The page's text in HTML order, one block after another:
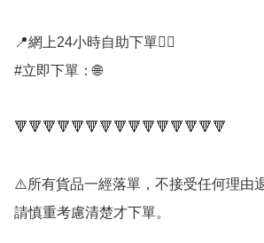
📍網上24小時自助下單👍🏻
#立即下單：🌐
🔻🔻🔻🔻🔻🔻🔻🔻🔻🔻🔻🔻🔻🔻🔻
⚠️所有貨品一經落單，不接受任何理由
請慎重考慮清楚才下單。